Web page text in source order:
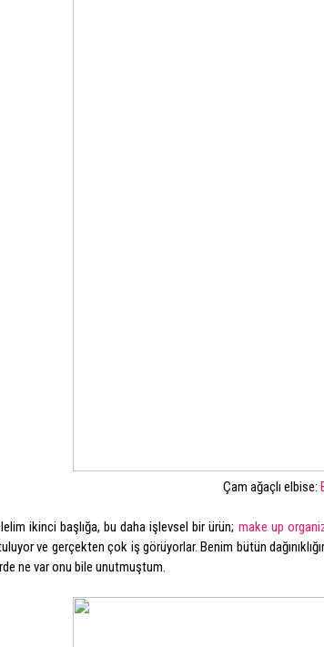
Çam ağaçlı elbise:
ikinci başlığa, bu daha işlevsel bir ürün; make up
ve gerçekten çok iş görüyorlar. Benim bütün
ne var onu bile unutmuştum.